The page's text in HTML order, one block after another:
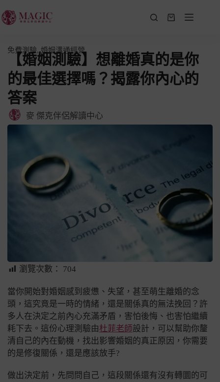
免費測驗,婚姻溝通經營
【婚姻測驗】想離婚真的是你
的最佳選擇嗎？揭露你內心的
答案
麥 傑克伴侶解讀中心
瀏覽次數： 704
當你開始對婚姻感到疲憊、失望，甚至萌生離婚的念
頭，這究竟是一時的情緒，還是關係真的無法挽回？許
多人在決定之前內心充滿矛盾，害怕後悔、也害怕繼續
耗下去。這份心理測驗由杜菲老師設計，可以幫助你釐
清自己的內在動機，找出影響婚姻的真正原因，你需要
的是修復關係，還是應該放手?
做出決定前，先問問自己，這段關係還有沒有轉圜的可